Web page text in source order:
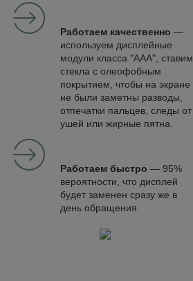
Работаем качественно —
используем дисплейные
модули класса "ААА", ставим
стекла с олеофобным
покрытием, чтобы на экране
не были заметны разводы,
отпечатки пальцев, следы от
ушей или жирные пятна.
Работаем быстро — 95%
вероятности, что дисплей
будет заменен сразу же в
день обращения.